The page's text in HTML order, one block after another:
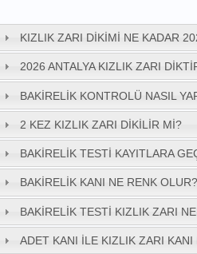
KIZLIK ZARI DIKIMI NE KADAR
2026 ANTALYA KIZLIK ZARI
BAKIRELIK KONTROLÜ NASIL
2 KEZ KIZLIK ZARI DIKILIR MI?
BAKIRELIK TESTI KAYITLARA
BAKIRELIK KANI NE RENK OLUR?
BAKIRELIK TESTI KIZLIK ZARI
ADET KANI ILE KIZLIK ZARI KANI